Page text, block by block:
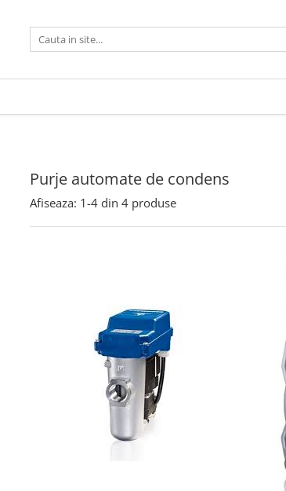
Purje automate de condens
Afiseaza: 1-4 din 4 produse